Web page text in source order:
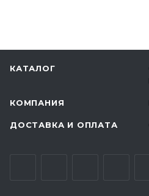
КАТАЛОГ
КОМПАНИЯ
ДОСТАВКА И ОПЛАТА